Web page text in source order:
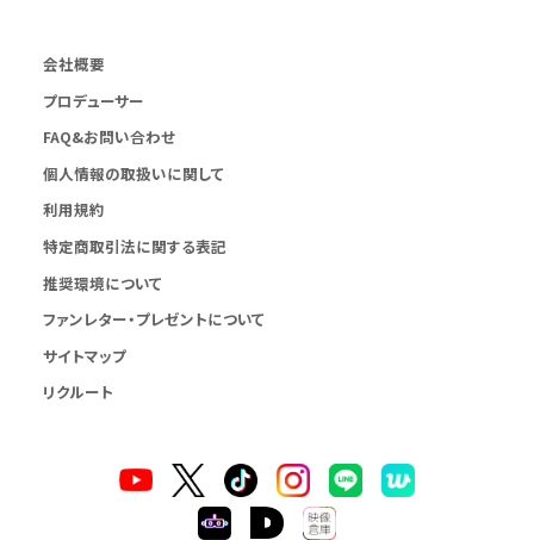
会社概要
プロデューサー
FAQ&お問い合わせ
個人情報の取扱いに関して
利用規約
特定商取引法に関する表記
推奨環境について
ファンレター・プレゼントについて
サイトマップ
リクルート